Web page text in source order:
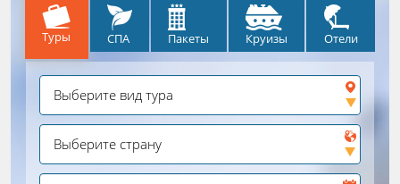
Туры СПА Пакеты Круизы Отели